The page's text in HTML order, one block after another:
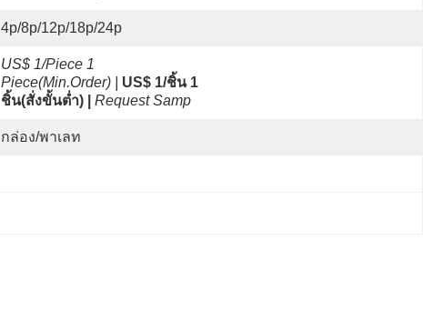
4p/8p/12p/18p/24p
US$ 1/Piece 1
Piece(Min.Order) |
US$ 1/ชิ้น 1
ชิ้น(สั่งขั้นต่ำ) |
Request Samp
กล่อง/พาเลท